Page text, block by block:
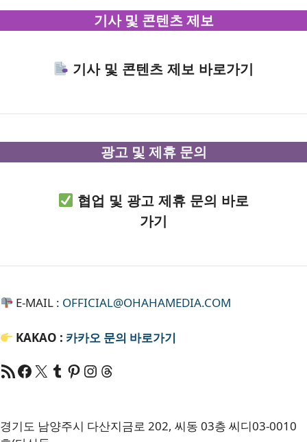
기사 및 콘텐츠 제보
기사 및 콘텐츠 제보 바로가기
광고 및 제휴 문의
협업 및 광고 제휴 문의 바로
가기
E-MAIL : OFFICIAL@OHAHAMEDIA.COM
KAKAO : 카카오 문의 바로가기
RSS 피드Facebook
X Tumblr
Pinterest
RSSThreads
경기도 남양주시 다산지금로 202, 씨동 03층 씨디03-0010